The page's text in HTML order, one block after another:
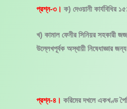
প্রশ্ন-৩। ক) দেওয়ানী কার্যবিধির
খ) কামাল ফেনীর সিনিয়র সহকারী
উল্লেখপূর্বক অস্থায়ী নিষেধাজ্ঞার
প্রশ্ন-৪। করিমের দখলে একখণ্ড